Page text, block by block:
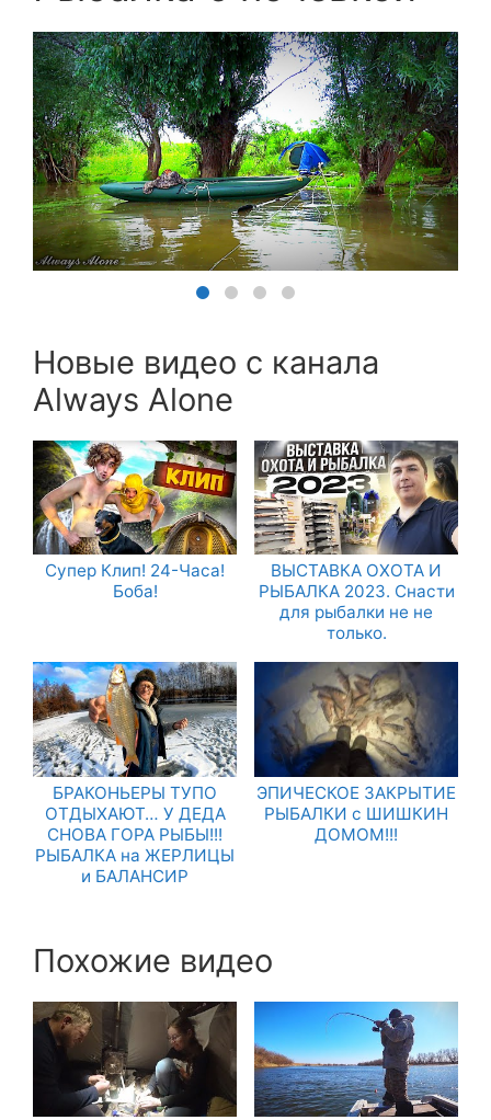
Новые видео с канала
Always Alone
Супер Клип! 24-Часа!
Боба!
ВЫСТАВКА ОХОТА И
РЫБАЛКА 2023. Снасти
для рыбалки не не
только.
БРАКОНЬЕРЫ ТУПО
ОТДЫХАЮТ… У ДЕДА
СНОВА ГОРА РЫБЫ!!!
РЫБАЛКА на ЖЕРЛИЦЫ
и БАЛАНСИР
ЭПИЧЕСКОЕ ЗАКРЫТИЕ
РЫБАЛКИ с ШИШКИН
ДОМОМ!!!
Похожие видео